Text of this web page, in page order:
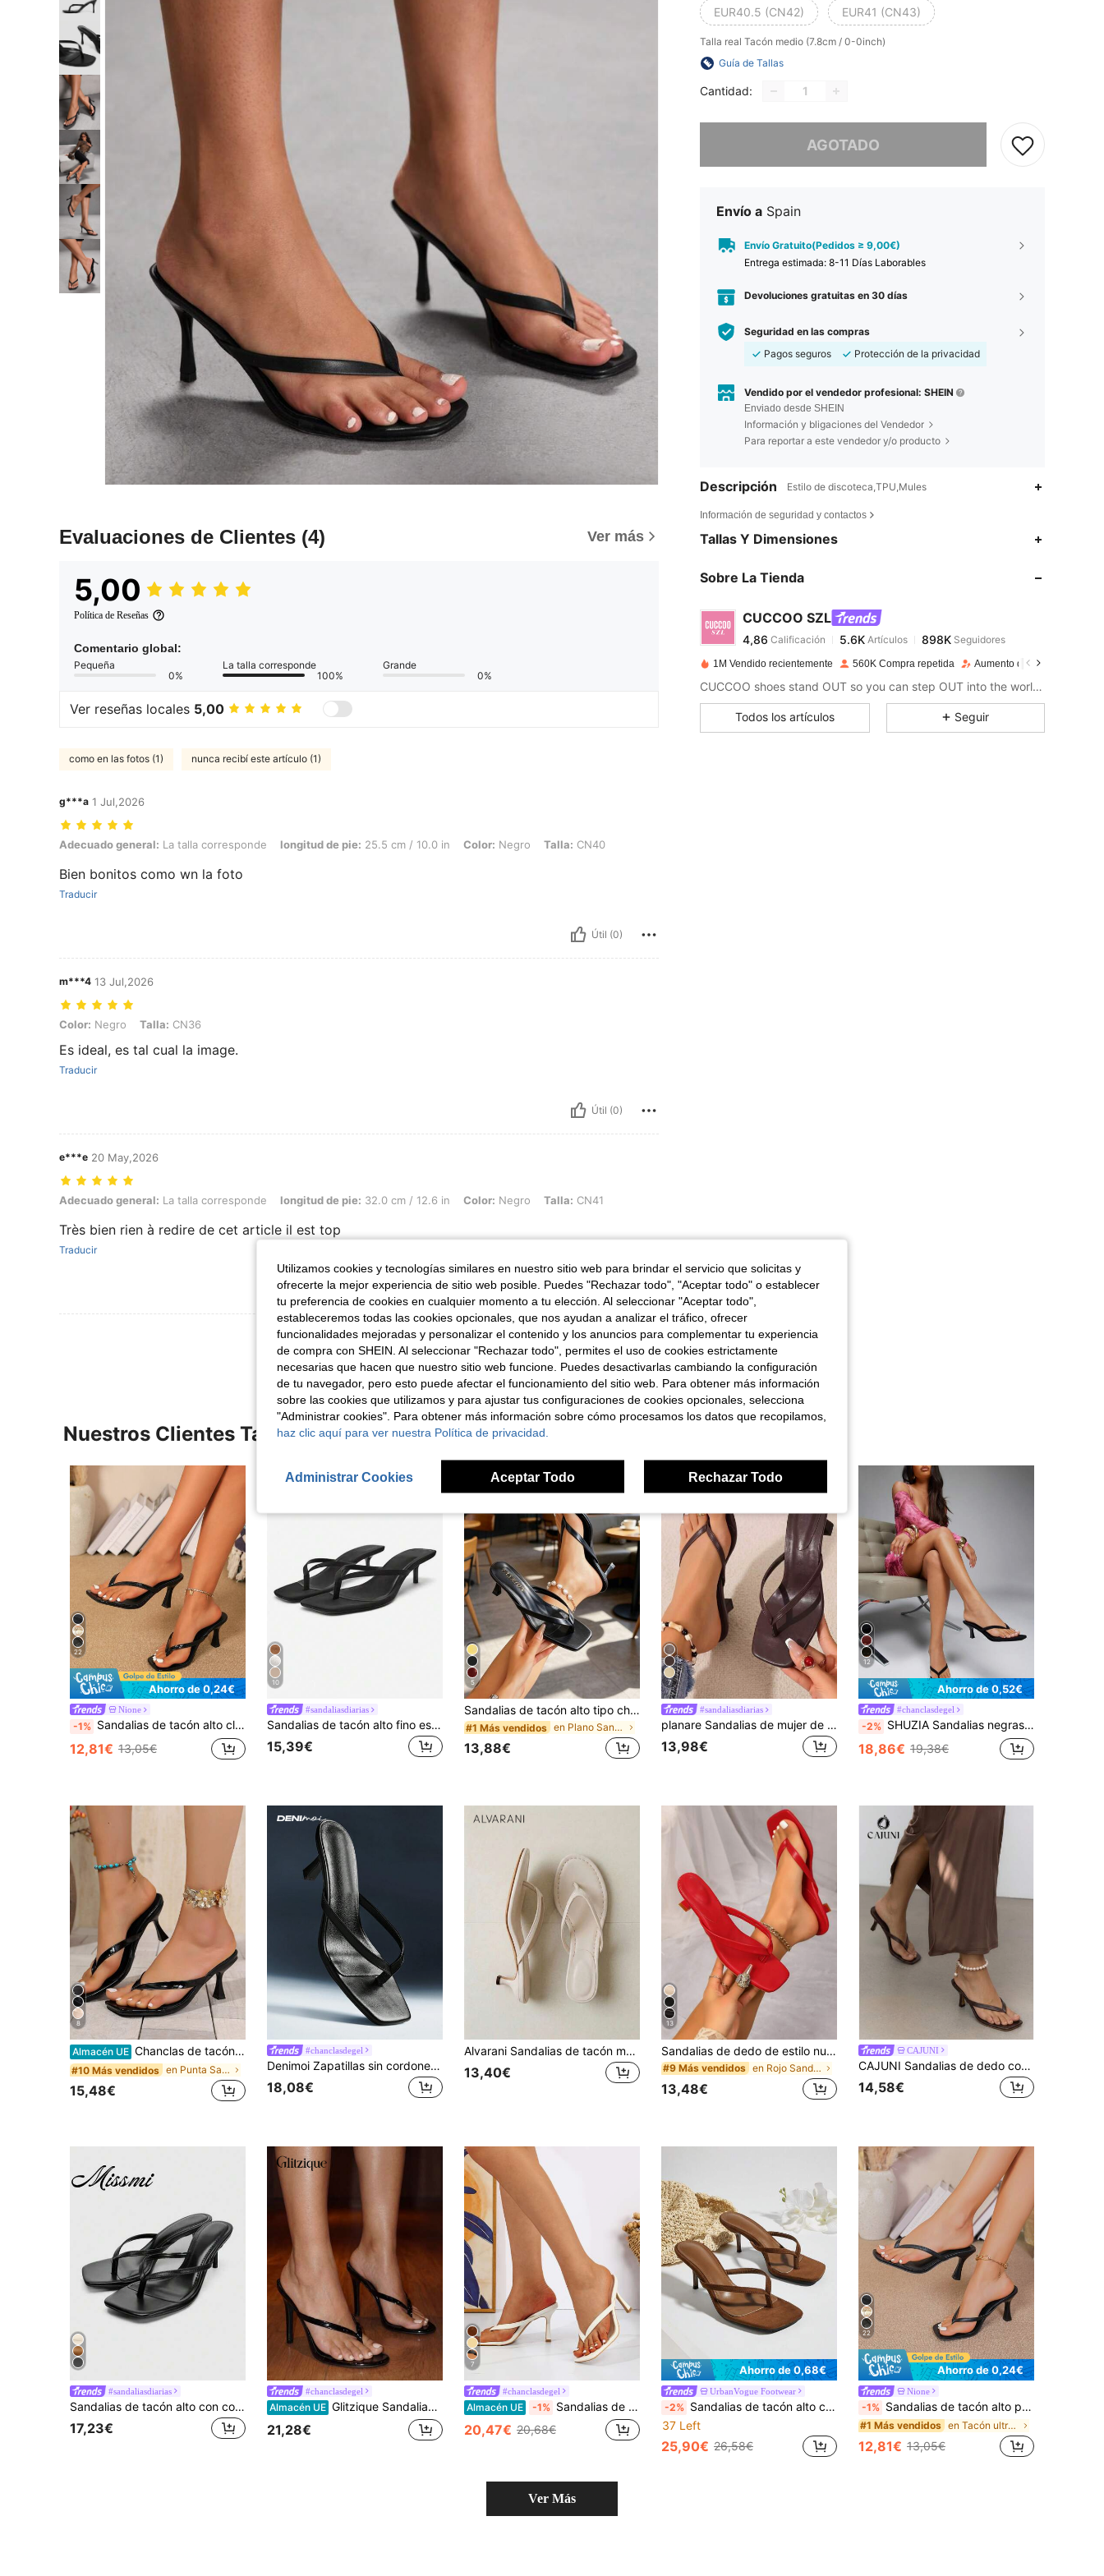
Evaluaciones de Clientes (4) Ver más
5,00
Política de Reseñas
Comentario global:
Pequeña
0%
La talla corresponde
100%
Grande
0%
Ver reseñas locales 5,00
como en las fotos (1) nunca recibí este artículo (1)
g***a 1 Jul,2026
Adecuado general: La talla corresponde, longitud de pie: 25.5 cm / 10.0 in, Color: Negro, Talla: CN40
Adecuado general: La talla corresponde longitud de pie: 25.5 cm / 10.0 in Color: Negro Talla: CN40
Bien bonitos como wn la foto
Traducir
Útil (0)
m***4 13 Jul,2026
Color: Negro, Talla: CN36
Color: Negro Talla: CN36
Es ideal, es tal cual la image.
Traducir
Útil (0)
e***e 20 May,2026
Adecuado general: La talla corresponde, longitud de pie: 32.0 cm / 12.6 in, Color: Negro, Talla: CN41
Adecuado general: La talla corresponde longitud de pie: 32.0 cm / 12.6 in Color: Negro Talla: CN41
Très bien rien à redire de cet article il est top
Traducir
Útil (0)
Ver Más Reseñas
EUR40.5 (CN42) EUR41 (CN43)
Talla real Tacón medio (7.8cm / 0-0inch)
Guía de Tallas
Cantidad:
AGOTADO
Envío a Spain
Envío Gratuito(Pedidos ≥ 9,00€)
Entrega estimada: 8-11 Días Laborables
Devoluciones gratuitas en 30 días
Seguridad en las compras
Pagos seguros
Protección de la privacidad
Vendido por el vendedor profesional: SHEIN
Enviado desde SHEIN
Información y bligaciones del Vendedor
Para reportar a este vendedor y/o producto
Descripción Estilo de discoteca,TPU,Mules
Información de seguridad y contactos
Tallas Y Dimensiones
Sobre La Tienda
CUCCOO SZL
4,86
4,86 5.6KArtículos
f***apagadoHace 1 día
4,86
1M Vendido recientemente 560K Compra repetida Aumento de seguidores 10%
CUCCOO shoes stand OUT so you can step OUT into the world as the baddie that you are.
Todos los artículos Seguir
Nuestros Clientes También Vieron
22
Ahorro de 0,24€
Nione
-1% Sandalias de tacón alto clásicas para mujer, sandalias de tacón alto con bloques de color simples y elegantes, sandalias de tacón de aguja estilo hada de verano, sandalias con abertura en el dedo, zapatos de mujer con tiras cruzadas para vacaciones en la playa, diseño de punta cuadrada para oficina, hogar y exterior, elegantes y únicos, el tacón de aguja añade elegancia, cómodos y a la moda, chic & elegante
12,81€ 13,05€
10
#sandaliasdiarias
Sandalias de tacón alto fino estilo francés para mujer, nuevas para verano, con tira trasera, tacón kitten, chanclas tipo flip-flop
15,39€
5
Sandalias de tacón alto tipo chanclas para mujer, diseño de punta cuadrada, sandalias de dedo con tacón fino para el verano
#1 Más vendidos en Plano Sandalias de tacón para mujer
13,88€
7
#sandaliasdiarias
planare Sandalias de mujer de moda casuales sin cordones con punta cuadrada y tacón bajo, sandalias elegantes para damas, tacones de gatito
13,98€
12
Ahorro de 0,52€
#chanclasdegel
-2% SHUZIA Sandalias negras mates con tira en forma de chancla, puntera cuadrada y tacón de gatito - Comodidad sofisticada del desayuno a la noche
18,86€ 19,38€
8
Almacén UE Chanclas de tacón alto clásicas para mujer, minimalistas y elegantes. Adecuadas para oficina, hogar, exterior, casual, festival de primavera, año nuevo, verano. El diseño de punta cuadrada es elegante y único, el tacón fino añade elegancia, cómodo y de moda. Para pies anchos, por favor pida una talla talla grande grande, para pies estrechos, por favor pida una talla talla grande pequeña
#10 Más vendidos en Punta Sandalias de tacón para mujer
15,48€
#chanclasdegel
Denimoi Zapatillas sin cordones con tira en el dedo y tacón bajo en forma de mula - Nuevos regalos de Año Nuevo, Día de San Valentín y calzado de verano
18,08€
Alvarani Sandalias de tacón medio para mujer, con decoración de cordones blancos y punta abierta, tipo mule de tacón medio, nuevas sandalias de tacón de gatito para primavera/verano 2026 para playa, vacaciones y uso al aire libre, chanclas
13,40€
13
Sandalias de dedo de estilo nuevo de verano con punta cuadrada extragrande, chanclas de tacón fino, sandalias de dedo de tacón fino versátiles para uso al aire libre para mujeres
#9 Más vendidos en Rojo Sandalias De Mujer
13,48€
CAJUNI
CAJUNI Sandalias de dedo con punta cuadrada extragrande, estilo nuevo de verano, sandalias de dedo con tacón fino, tacones de aguja
14,58€
#sandaliasdiarias
Sandalias de tacón alto con correa de decoración metálica de verano, zapatos mule de tacón fino estilo resort minimalista, chanclas
17,23€
#chanclasdegel
Almacén UE Glitzique Sandalias de tacón alto de moda para mujer, material de piel de PU con relieve, sandalias de dedo, punta abierta, talón abierto, sandalias de punta redonda clásicas, chanclas, tacón lacado, tacón fino, estilo de verano para exteriores, estilo regular, sandalias negras para mujer, pantuflas de tacón alto, sexy, fiesta, versátil, tacones de aguja
21,28€
7
#chanclasdegel
Almacén UE -1% Sandalias de tacón de aguja con tira entre los dedos para mujer, sandalias de dedo de moda para exteriores, atuendos de primavera y verano, chanclas
20,47€ 20,68€
Ahorro de 0,68€
UrbanVogue Footwear
-2% Sandalias de tacón alto con tacón de copa de vino, punta cuadrada, punta abierta, estilo flip flop, con tira trasera y sin cordones, elegantes y minimalistas en color marrón
37 Left
25,90€ 26,58€
22
Ahorro de 0,24€
Nione
-1% Sandalias de tacón alto para mujer, sandalias de tacón fino estilo hada de verano con tira entre los dedos, zapatos de moda con tiras cruzadas para playa, vacaciones y citas nocturnas
#1 Más vendidos en Tacón ultra alto&Tacón alto Sandalias de tacón
12,81€ 13,05€
Ver Más
Utilizamos cookies y tecnologías similares en nuestro sitio web para brindar el servicio que solicitas y
ofrecerte la mejor experiencia de sitio web posible. Puedes "Rechazar todo", "Aceptar todo" o establecer
tu preferencia de cookies en cualquier momento a tu elección. Al seleccionar "Aceptar todo",
estableceremos todas las cookies opcionales, que nos ayudan a analizar el tráfico, ofrecer
funcionalidades mejoradas y personalizar el contenido y los anuncios para complementar tu experiencia
de compra con SHEIN. Al seleccionar "Rechazar todo", permites el uso de cookies estrictamente
necesarias que hacen que nuestro sitio web funcione. Puedes desactivarlas cambiando la configuración
de tu navegador, pero esto puede afectar el funcionamiento del sitio web. Para obtener más información
sobre las cookies que utilizamos y para ajustar tus configuraciones de cookies opcionales, selecciona
"Administrar cookies". Para obtener más información sobre cómo procesamos los datos que recopilamos,
haz clic aquí para ver nuestra Política de privacidad.
Administrar Cookies Aceptar Todo Rechazar Todo